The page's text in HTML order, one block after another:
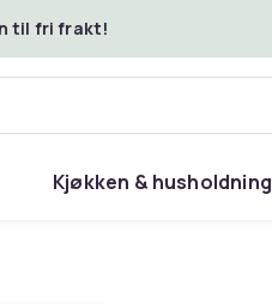
til fri frakt!
Kjøkken & husholdning